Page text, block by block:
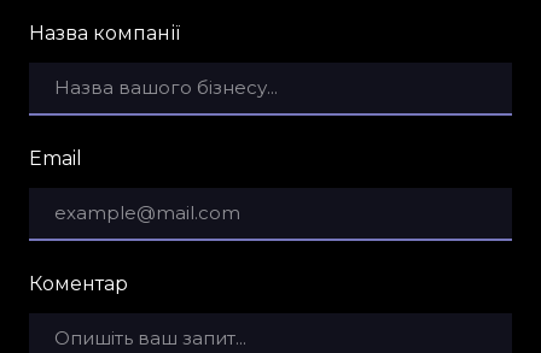
Назва компанії
Email
Коментар